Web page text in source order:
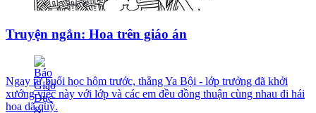
Truyện ngắn: Hoa trên giáo án
Ngay từ buổi học hôm trước, thằng Ya Bội - lớp trưởng đã khởi
xướng việc này với lớp và các em đều đồng thuận cùng nhau đi hái
hoa dã quỳ.